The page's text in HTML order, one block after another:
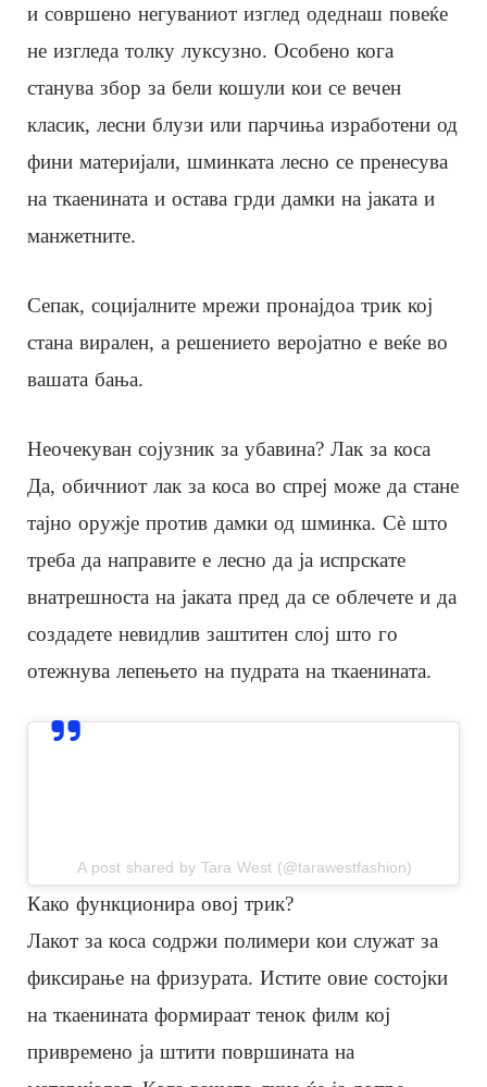
и совршено негуваниот изглед одеднаш повеќе
не изгледа толку луксузно. Особено кога
станува збор за бели кошули кои се вечен
класик, лесни блузи или парчиња изработени од
фини материјали, шминката лесно се пренесува
на ткаенината и остава грди дамки на јаката и
манжетните.
Сепак, социјалните мрежи пронајдоа трик кој
стана вирален, а решението веројатно е веќе во
вашата бања.
Неочекуван сојузник за убавина? Лак за коса
Да, обичниот лак за коса во спреј може да стане
тајно оружје против дамки од шминка. Сè што
треба да направите е лесно да ја испрскате
внатрешноста на јаката пред да се облечете и да
создадете невидлив заштитен слој што го
отежнува лепењето на пудрата на ткаенината.
A post shared by Tara West (@tarawestfashion)
Како функционира овој трик?
Лакот за коса содржи полимери кои служат за
фиксирање на фризурата. Истите овие состојки
на ткаенината формираат тенок филм кој
привремено ја штити површината на